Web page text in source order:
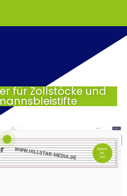
für Zollstöcke und